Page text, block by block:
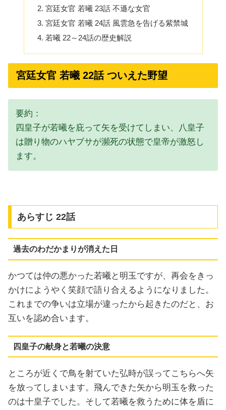
宮廷女官 若曦 23話 不遜な女官
宮廷女官 若曦 24話 風雲急を告げる紫禁城
若曦 22～24話の歴史解説
宮廷女官 若曦 22話 ついえた野望
要約：
四皇子が若曦を庇って矢を受けてしまい、八皇子
は贈り物のハヤブサが瀕死の状態で皇帝が激怒し
ます。
あらすじ 22話
過去のわだかまりが消えた日
かつては仲の悪かった若曦と明玉ですが、再会をきっ
かけにようやく笑顔で語り合えるようになりました。
これまでの争いは立場が違ったから起きたのだと、お
互いを認め合います。
四皇子の献身と若曦の決意
ところが近くで鳥を射ていた弘時が誤ってこちらへ矢
を放ってしまいます。飛んできた矢から明玉を救った
のは十皇子でした。そして若曦を救うために体を盾に